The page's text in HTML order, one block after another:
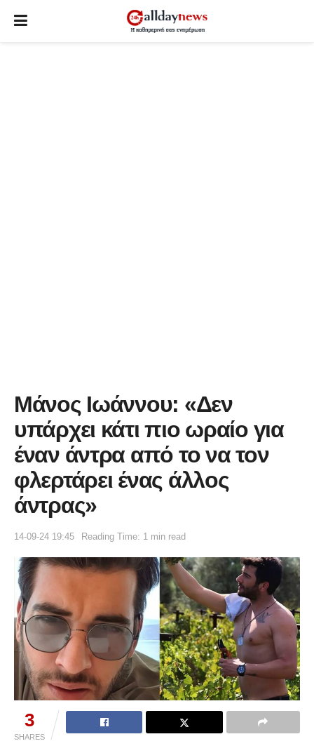
Μάνος Ιωάννου: «Δεν
υπάρχει κάτι πιο ωραίο για
έναν άντρα από το να τον
φλερτάρει ένας άλλος
άντρας»
14-09-24 19:45 Reading Time: 1 min read
3
SHARES